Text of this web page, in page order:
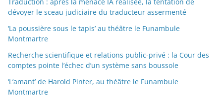
dévoyer le sceau judiciaire du traducteur assermenté
‘La poussière sous le tapis’ au théâtre le Funambule
Montmartre
Recherche scientifique et relations public-privé : la Cour des
comptes pointe l’échec d’un système sans boussole
‘L’amant’ de Harold Pinter, au théâtre le Funambule
Montmartre